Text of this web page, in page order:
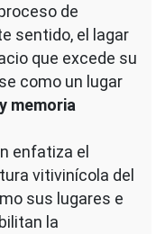
de
sentido, el lagar
que excede su
como un lugar
memoria
enfatiza el
vitivinícola del
sus lugares e
la